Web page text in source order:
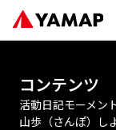
コンテンツ
活動日記モーメン
山歩（さんぽ）し